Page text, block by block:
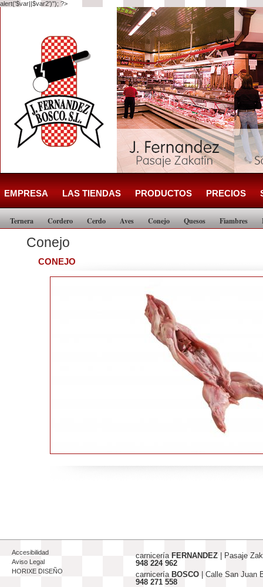
alert('$var||$var2')"); ?>
EMPRESA LAS TIENDAS PRODUCTOS PRECIOS
Ternera Cordero Cerdo Aves Conejo Quesos Fiambres
Conejo
CONEJO
Accesibilidad
Aviso Legal
HORIXE DISEÑO
carnicería FERNANDEZ
| Pasaje
948 224 962
carnicería BOSCO
| Calle San Juan
948 271 558